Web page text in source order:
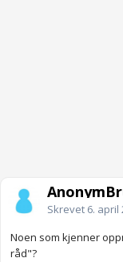
Skrevet 6. april
Noen som kjenner
råd"?